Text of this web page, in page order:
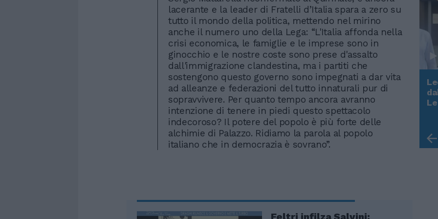
lacerante e la leader di Fratelli d’Italia spara a zero su
tutto il mondo della politica, mettendo nel mirino
anche il numero uno della Lega: “L'Italia affonda nella
crisi economica, le famiglie e le imprese sono in
ginocchio e le nostre coste sono prese d'assalto
dall'immigrazione clandestina, ma i partiti che
sostengono questo governo sono impegnati a dar vita
ad alleanze e federazioni del tutto innaturali pur di
sopravvivere. Per quanto tempo ancora avranno
intenzione di tenere in piedi questo spettacolo
indecoroso? Il potere del popolo è più forte delle
alchimie di Palazzo. Ridiamo la parola al popolo
italiano che in democrazia è sovrano”.
Feltri infilza Salvini:
Rudy Giuliani a Come States?
Trump, Meloni e la strategia
americana